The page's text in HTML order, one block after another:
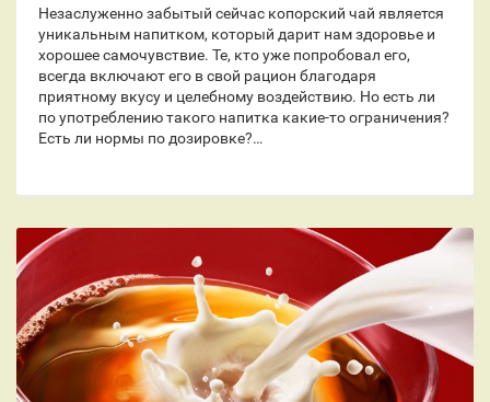
Незаслуженно забытый сейчас копорский чай является
уникальным напитком, который дарит нам здоровье и
хорошее самочувствие. Те, кто уже попробовал его,
всегда включают его в свой рацион благодаря
приятному вкусу и целебному воздействию. Но есть ли
по употреблению такого напитка какие-то ограничения?
Есть ли нормы по дозировке?…